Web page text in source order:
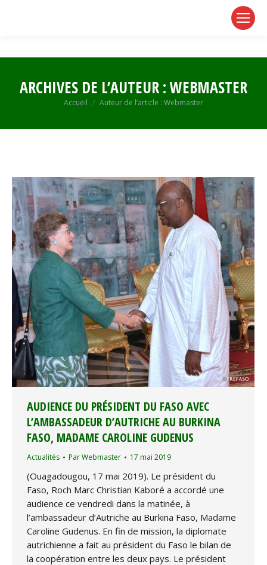
ARCHIVES DE L’AUTEUR :WEBMASTER
Vous êtes ici :
Accueil Auteur de l’article : Webmaster
AUDIENCE DU PRÉSIDENT DU FASO AVEC
L’AMBASSADEUR D’AUTRICHE AU BURKINA
FASO, MADAME CAROLINE GUDENUS
Actualités ParWebmaster 17 mai 2019
(Ouagadougou, 17 mai 2019). Le président du
Faso, Roch Marc Christian Kaboré a accordé une
audience ce vendredi dans la matinée, à
l’ambassadeur d’Autriche au Burkina Faso, Madame
Caroline Gudenus. En fin de mission, la diplomate
autrichienne a fait au président du Faso le bilan de
la coopération entre les deux pays. Le président